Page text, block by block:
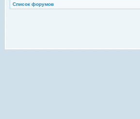
Список форумов